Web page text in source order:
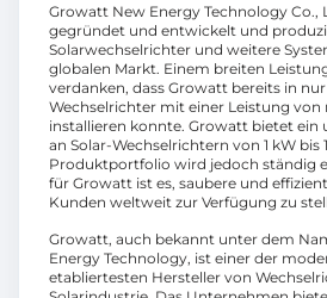
Growatt New Energy Technology Co.,
gegründet und entwickelt und
Solarwechselrichter und weitere
globalen Markt. Einem breiten
verdanken, dass Growatt bereits in
Wechselrichter mit einer Leistung von
installieren konnte. Growatt bietet ein
an Solar-Wechselrichtern von 1 kW bis
Produktportfolio wird jedoch ständig
für Growatt ist es, saubere und
Kunden weltweit zur Verfügung zu
Growatt, auch bekannt unter dem
Energy Technology, ist einer der
etabliertesten Hersteller von